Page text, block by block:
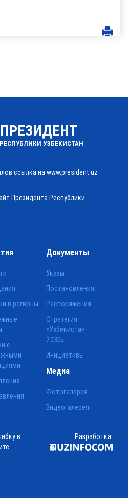
ПРЕЗИДЕНТ
РЕСПУБЛИКИ УЗБЕКИСТАН
ссылка на www.president.uz
Президента Республики
в регионы
с
Документы
Указы
Постановления
Распоряжения
Стратегия
«Узбекистан —
2030»
Инициативы
Медиа
Фотогалерея
Видеогалерея
в
Разработка: